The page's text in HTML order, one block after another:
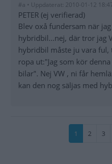
#a • Uppdaterat: 2010-01-12
PETER (ej verifierad)
Blev oxå fundersam när
hybridbil...nej, där tror jag
hybridbil måste ju vara
ropa ut:"Jag som kör
bilar". Nej VW , ni får
kan den nog säljas med
Paginering
Nuvarande
1 Sida
2 Sida
3